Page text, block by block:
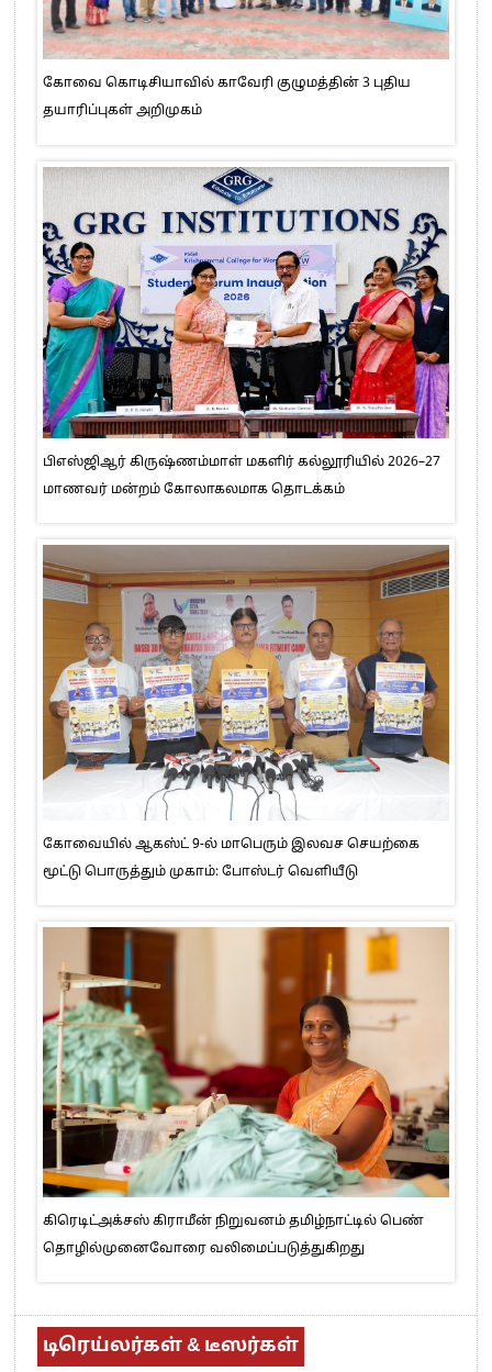
கோவை கொடிசியாவில் காவேரி குழுமத்தின் 3 புதிய
தயாரிப்புகள் அறிமுகம்
பிஎஸ்ஜிஆர் கிருஷ்ணம்மாள் மகளிர் கல்லூரியில் 2026–27
மாணவர் மன்றம் கோலாகலமாக தொடக்கம்
கோவையில் ஆகஸ்ட் 9-ல் மாபெரும் இலவச செயற்கை
மூட்டு பொருத்தும் முகாம்: போஸ்டர் வெளியீடு
கிரெடிட்அக்சஸ் கிராமீன் நிறுவனம் தமிழ்நாட்டில் பெண்
தொழில்முனைவோரை வலிமைப்படுத்துகிறது
டிரெய்லர்கள் & டீஸர்கள்